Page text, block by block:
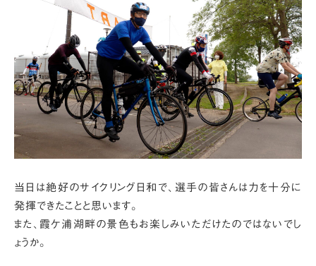
当日は絶好のサイクリング日和で、選手の皆さんは力を十分に
発揮できたことと思います。
また、霞ケ浦湖畔の景色もお楽しみいただけたのではないでし
ょうか。